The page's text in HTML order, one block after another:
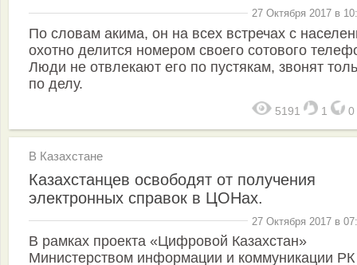
27 Октября 2017 в
По словам акима, он на всех встречах с
охотно делится номером своего сотового
Люди не отвлекают его по пустякам, звонят
по делу.
5191 1 0
В Казахстане
Казахстанцев освободят от получения
электронных справок в ЦОНах.
27 Октября 2017 в
В рамках проекта «Цифровой Казахстан»
Министерством информации и коммуникации РК